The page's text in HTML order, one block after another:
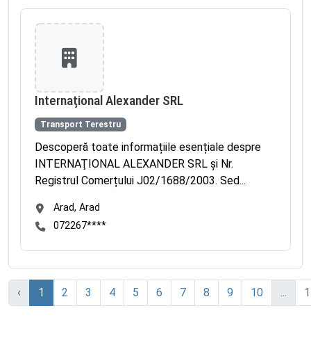
Internațional Alexander SRL
Transport Terestru
Descoperă toate informațiile esențiale despre
INTERNAŢIONAL ALEXANDER SRL și Nr.
Registrul Comerțului J02/1688/2003. Sed...
Arad, Arad
072267****
‹ 1 2 3 4 5 6 7 8 9 10 ...